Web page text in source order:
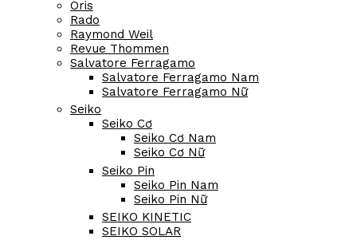
Oris
Rado
Raymond Weil
Revue Thommen
Salvatore Ferragamo
Salvatore Ferragamo Nam
Salvatore Ferragamo Nữ
Seiko
Seiko Cơ
Seiko Cơ Nam
Seiko Cơ Nữ
Seiko Pin
Seiko Pin Nam
Seiko Pin Nữ
SEIKO KINETIC
SEIKO SOLAR